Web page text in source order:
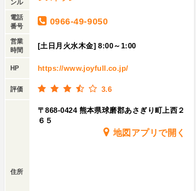
ンル
電話
番号
0966-49-9050
営業
時間
[土日月火水木金] 8:00～1:00
HP https://www.joyfull.co.jp/
評価 3.6
住所
〒868-0424 熊本県球磨郡あさぎり町上西２
６５
地図アプリで開く